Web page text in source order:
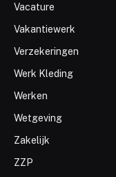
Vacature
Vakantiewerk
Verzekeringen
Werk Kleding
Werken
Wetgeving
Zakelijk
ZZP